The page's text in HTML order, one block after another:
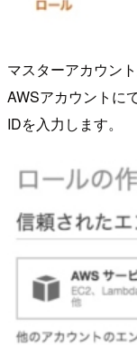
マスターアカウン
AWSアカウントに
IDを入力します。